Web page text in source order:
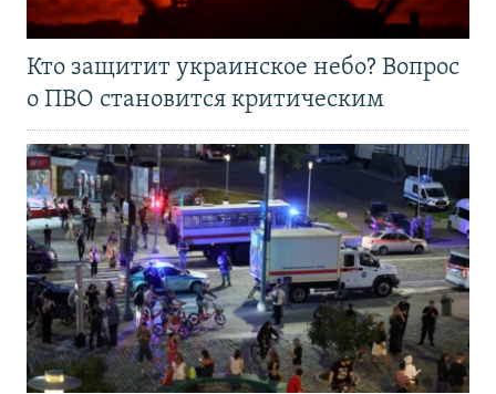
Кто защитит украинское небо? Вопрос
о ПВО становится критическим